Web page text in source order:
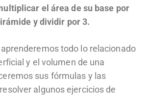
el área de su base por
y dividir por 3.
todo lo relacionado
y el volumen de una
sus fórmulas y las
algunos ejercicios de